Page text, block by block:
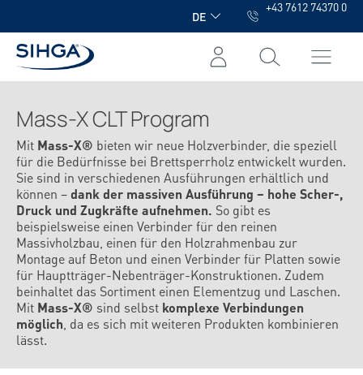
DE
+43 7612 74370 0
Mass-X CLT Program
Mit Mass-X® bieten wir neue Holzverbinder, die speziell
für die Bedürfnisse bei Brettsperrholz entwickelt wurden.
Sie sind in verschiedenen Ausführungen erhältlich und
können –dank der massiven Ausführung – hohe Scher-,
Druck und Zugkräfte aufnehmen. So gibt es
beispielsweise einen Verbinder für den reinen
Massivholzbau, einen für den Holzrahmenbau zur
Montage auf Beton und einen Verbinder für Platten sowie
für Hauptträger-Nebenträger-Konstruktionen. Zudem
beinhaltet das Sortiment einen Elementzug und Laschen.
Mit Mass-X® sind selbst komplexe Verbindungen
möglich , da es sich mit weiteren Produkten kombinieren
lässt.